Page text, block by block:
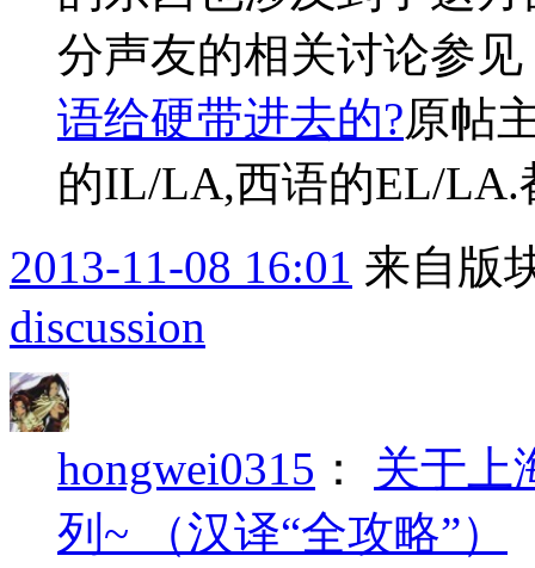
分声友的相关讨论参见
语给硬带进去的?原帖
的IL/LA,西语的EL/
2013-11-08 16:01 来自版
discussion
hongwei0315 ： 关于上
列~ （汉译“全攻略”）